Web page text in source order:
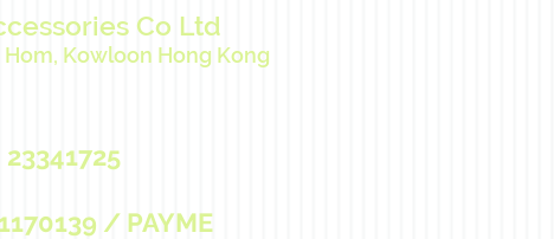
Co Ltd
Kowloon Hong Kong
/ PAYME